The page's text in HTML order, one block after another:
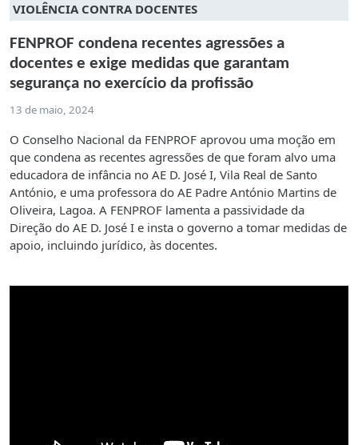
VIOLÊNCIA CONTRA DOCENTES
FENPROF condena recentes agressões a
docentes e exige medidas que garantam
segurança no exercício da profissão
13 de maio, 2024
O Conselho Nacional da FENPROF aprovou uma moção em
que condena as recentes agressões de que foram alvo uma
educadora de infância no AE D. José I, Vila Real de Santo
António, e uma professora do AE Padre António Martins de
Oliveira, Lagoa. A FENPROF lamenta a passividade da
Direção do AE D. José I e insta o governo a tomar medidas de
apoio, incluindo jurídico, às docentes.